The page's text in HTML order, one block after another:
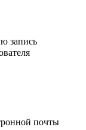
запись
почты